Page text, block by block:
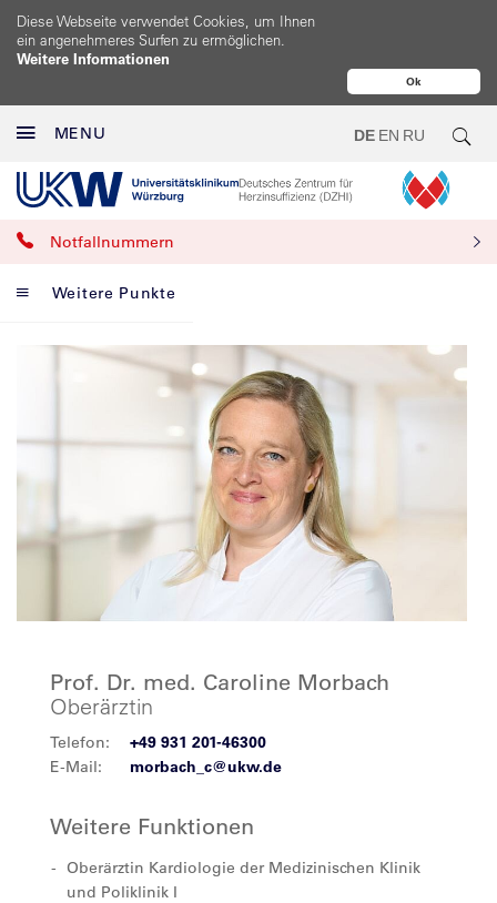
Ok
Diese Webseite verwendet Cookies, um Ihnen
ein angenehmeres Surfen zu ermöglichen.
Weitere Informationen
MENU DE EN RU
Notfallnummern
Weitere Punkte
Prof. Dr. med. Caroline Morbach
Oberärztin
Telefon:
+49 931 201-46300
E-Mail:
morbach_c@ukw.de
Weitere Funktionen
Oberärztin Kardiologie der Medizinischen Klinik
und Poliklinik I